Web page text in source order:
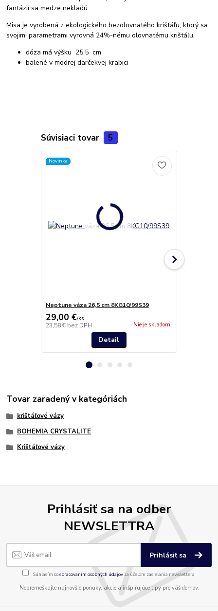
fantázií sa medze nekladú.
Misa je vyrobená z ekologického bezolovnatého krištáľu, ktorý sa
svojimi parametrami vyrovná 24%-nému olovnatému krištáľu.
dóza má výšku 25,5 cm
balené v modrej darčekvej krabici
Súvisiaci tovar 5
Novinka
Neptune váza 26,5 cm 8KG10/99S39
29,00 €/ks
23,58 € bez DPH Nie je skladom
Detail
Tovar zaradený v kategóriách
krištáľové vázy
BOHEMIA CRYSTALITE
Krištáľové vázy
Prihlásiť sa na odber
NEWSLETTRA
Prihlásiť sa
Súhlasím sospracovaním osobných údajov za účelom zasielania newslettera.
Nepremeškajte najnovšie ponuky, akcie a inšpirujúce tipy pre váš domov.